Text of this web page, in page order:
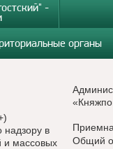
-
органы
надзору в
и массовых
Общий